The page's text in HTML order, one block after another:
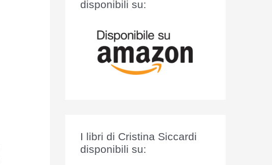
disponibili su:
I libri di Cristina Siccardi
disponibili su: